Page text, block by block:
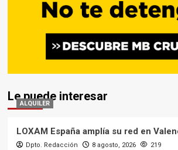
Le puede interesar
ALQUILER
LOXAM España amplía su red en
Dpto. Redacción 8 agosto, 2026 219